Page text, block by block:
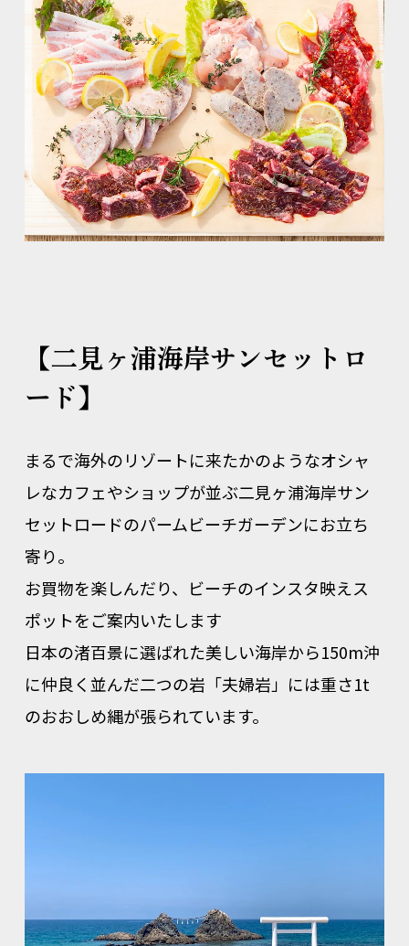
【二見ヶ浦海岸サンセットロ
ード】
まるで海外のリゾートに来たかのようなオシャ
レなカフェやショップが並ぶ二見ヶ浦海岸サン
セットロードのパームビーチガーデンにお立ち
寄り。
お買物を楽しんだり、ビーチのインスタ映えス
ポットをご案内いたします
日本の渚百景に選ばれた美しい海岸から150m沖
に仲良く並んだ二つの岩「夫婦岩」には重さ1t
のおおしめ縄が張られています。